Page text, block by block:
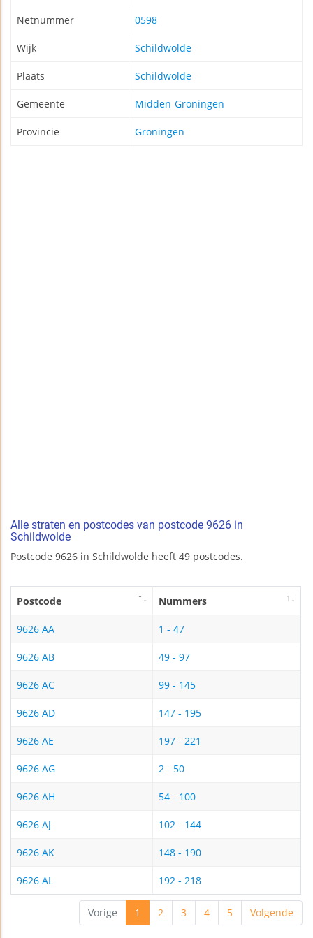
Netnummer 0598
Wijk Schildwolde
Plaats Schildwolde
Gemeente Midden-Groningen
Provincie Groningen
Alle straten en postcodes van postcode 9626 in
Schildwolde
Postcode 9626 in Schildwolde heeft 49 postcodes.
Postcode Nummers
9626 AA 1 - 47
9626 AB 49 - 97
9626 AC 99 - 145
9626 AD 147 - 195
9626 AE 197 - 221
9626 AG 2 - 50
9626 AH 54 - 100
9626 AJ 102 - 144
9626 AK 148 - 190
9626 AL 192 - 218
Vorige 1 2 3 4 5 Volgende